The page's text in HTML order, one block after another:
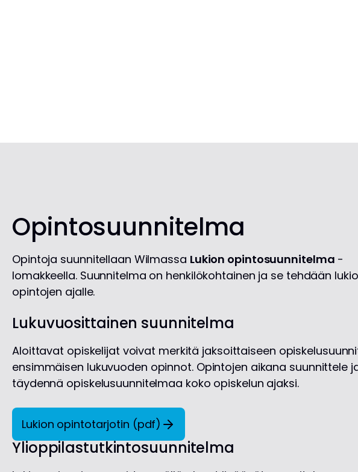
Opintosuunnitelma
Opintoja suunnitellaan Wilmassa Lukion opintosuunnitelma -
lomakkeella. Suunnitelma on henkilökohtainen ja se tehdään
opintojen ajalle.
Lukuvuosittainen suunnitelma
Aloittavat opiskelijat voivat merkitä jaksoittaiseen
ensimmäisen lukuvuoden opinnot. Opintojen aikana suunnittele
täydennä opiskelusuunnitelmaa koko opiskelun ajaksi.
Lukion opintotarjotin (pdf)
Ylioppilastutkintosuunnitelma